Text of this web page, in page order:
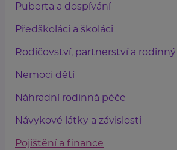
Puberta a dospívání
Předškoláci a školáci
Rodičovství, partnerství a
Nemoci dětí
Náhradní rodinná péče
Návykové látky a závislosti
Pojištění a finance